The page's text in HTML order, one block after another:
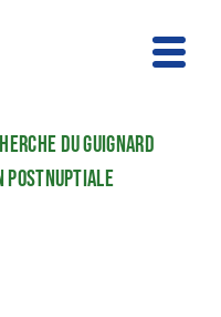
DU GUIGNARD
POSTNUPTIALE